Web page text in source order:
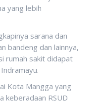
yang lebih
sarana dan
bandeng dan lainnya,
rumah sakit didapat
Kota Mangga yang
keberadaan RSUD